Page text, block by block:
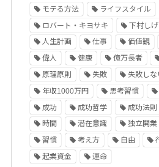
モテる方法
ライフスタイル
ロバート・キヨサキ
下村し
人生計画
仕事 価値観
偉人
健康 億万長者
原理原則
失敗
失敗しな
年収1000万円
思考習慣
成功
成功哲学 成功法則
時間
潜在意識 独立開業
習慣
考え方 自由
起業資金
運命